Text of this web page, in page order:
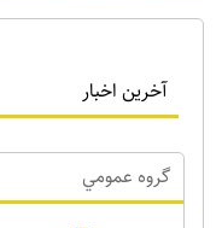
آخرین اخبار
گروه عمومي